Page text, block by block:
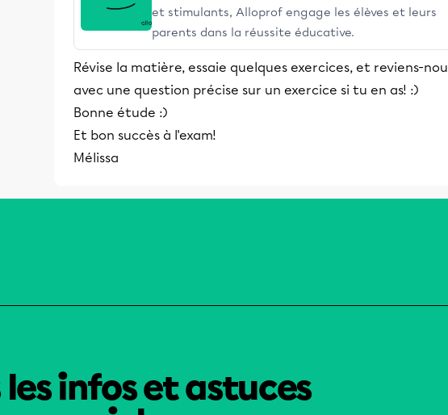
et stimulants, Alloprof engage les élèves et leurs
parents dans la réussite éducative.
Révise la matière, essaie quelques exercices, et reviens-
avec une question précise sur un exercice si tu en as! :)
Bonne étude :)
Et bon succès à l'exam!
Mélissa
infos et astuces